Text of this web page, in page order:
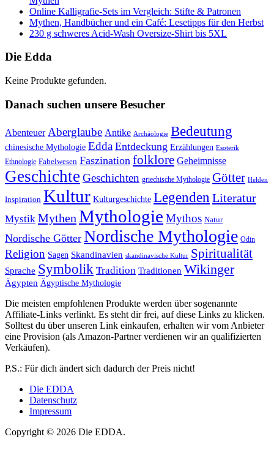
Online Kalligrafie‑Sets im Vergleich: Stifte & Patronen
Mythen, Handbücher und ein Café: Lesetipps für den Herbst
230 g schweres Acid-Wash Oversize-Shirt bis 5XL
Die Edda
Keine Produkte gefunden.
Danach suchen unsere Besucher
Abenteuer Aberglaube Antike Archäologie Bedeutung
chinesische Mythologie Edda Entdeckung Erzählungen Esoterik
Ethnologie Fabelwesen Faszination folklore Geheimnisse
Geschichte Geschichten griechische Mythologie Götter Helden
Inspiration Kultur Kulturgeschichte Legenden Literatur
Mystik Mythen Mythologie Mythos Natur
Nordische Götter Nordische Mythologie Odin
Religion Sagen Skandinavien skandinavische Kultur Spiritualität
Sprache Symbolik Tradition Traditionen Wikinger
Ägypten Ägyptische Mythologie
Die meisten empfohlenen Produkte werden über sogenannte
Affiliate-Links verlinkt. Es steht dir frei, auf diese Links zu klicken.
Solltest du über unseren Link einkaufen, erhalten wir vom Anbieter
eine Provision (als Amazon-Partner verdienen wir an qualifizierten
Verkäufen).
P.S.: Für dich ändert sich dadurch der Preis nicht!
Die EDDA
Datenschutz
Impressum
Copyright © 2026 Die EDDA.